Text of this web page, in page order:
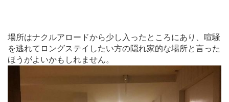
場所はナクルアロードから少し入ったところにあり、喧騒
を逃れてロングステイしたい方の隠れ家的な場所と言った
ほうがよいかもしれません。